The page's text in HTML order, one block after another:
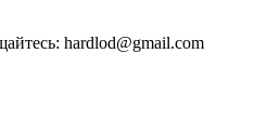
hardlod@gmail.com